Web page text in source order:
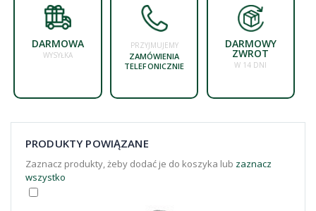
DARMOWA
WYSYŁKA
PRZYJMUJEMY
ZAMÓWIENIA
TELEFONICZNIE
DARMOWY
ZWROT
W 14 DNI
PRODUKTY POWIĄZANE
Zaznacz produkty, żeby dodać je do koszyka lub zaznacz
wszystko